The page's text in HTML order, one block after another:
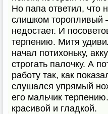
Но папа ответил, что
слишком торопливый
недостает. И
терпению. Митя
начал потихоньку,
строгать палочку. А
работу так, как
слушался упрямый
его мальчик
красивой и гладкой.